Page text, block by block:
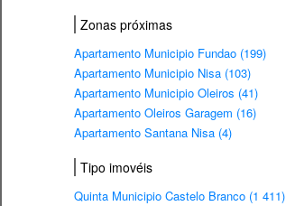
Zonas próximas
Apartamento Municipio Fundao (199)
Apartamento Municipio Nisa (103)
Apartamento Municipio Oleiros (41)
Apartamento Oleiros Garagem (16)
Apartamento Santana Nisa (4)
Tipo imovéis
Quinta Municipio Castelo Branco (1 411)